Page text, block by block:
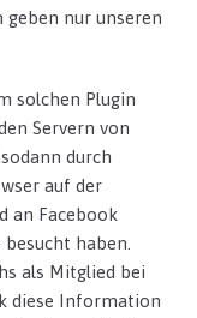
nur unseren
solchen Plugin
Servern von
durch
auf der
an Facebook
haben.
als Mitglied bei
diese Information